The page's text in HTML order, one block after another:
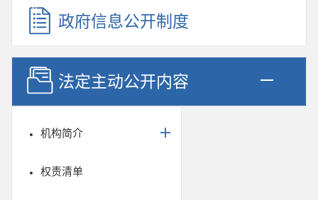
政府信息公开制度
法定主动公开内容
机构简介
权责清单